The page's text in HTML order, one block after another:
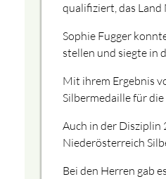
qualifiziert, das
Sophie Fugger
stellen und siegte in
Mit ihrem Ergebnis
Silbermedaille für
Auch in der Disziplin
Niederösterreich
Bei den Herren gab